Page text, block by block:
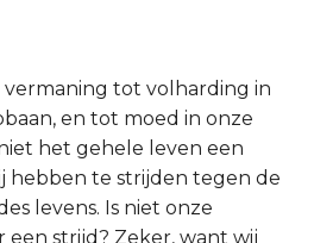
vermaning tot volharding in
en tot moed in onze
het gehele leven een
hebben te strijden tegen de
levens. Is niet onze
een strijd? Zeker, want wij